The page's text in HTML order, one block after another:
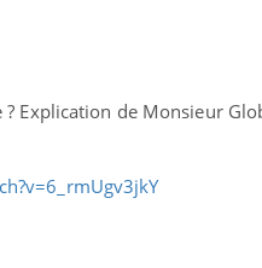
Explication de Monsieur